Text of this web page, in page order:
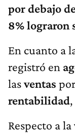
por debajo
8% lograron
En cuanto a
registró en
lasventas
rentabilidad
Respecto a la